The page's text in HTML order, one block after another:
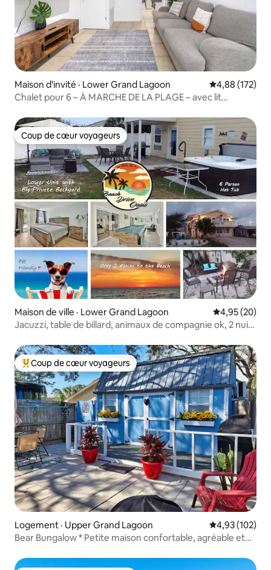
Maison d'invité · Lower Grand Lagoon Note
4,88 (172)
Chalet pour 6 – À MARCHE DE LA PLAGE – avec lit
Coup de cœur voyageurs
Coup de cœur voyageurs
Maison de ville · Lower Grand Lagoon Note
4,95 (20)
Jacuzzi, table de billard, animaux de compagnie ok, 2 nuits
Coup de cœur voyageurs parmi les plus aimés
Coup de cœur voyageurs
Logement · Upper Grand Lagoon Note
4,93 (102)
Bear Bungalow * Petite maison confortable, agréable et